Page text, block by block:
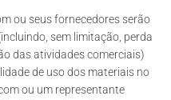
ou seus fornecedores serão
sem limitação, perda
das atividades comerciais)
de uso dos materiais no
ou um representante